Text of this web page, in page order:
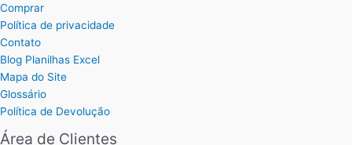
Comprar
Política de privacidade
Contato
Blog Planilhas Excel
Mapa do Site
Glossário
Política de Devolução
Área de Clientes